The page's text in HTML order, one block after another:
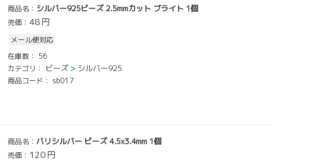
商品名： シルバー925ビーズ 2.5mmカット ブライト 1個
売価： 48円
メール便対応
在庫数： 56
カテゴリ：
ビーズ シルバー925
商品コード： sb017
商品名： バリシルバー ビーズ 4.5x3.4mm 1個
売価： 120円